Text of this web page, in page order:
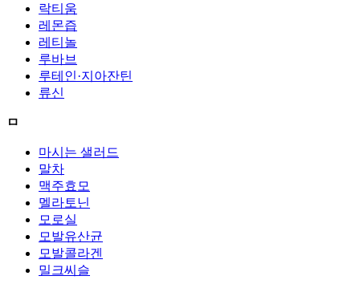
락티움
레몬즙
레티놀
루바브
루테인·지아잔틴
류신
ㅁ
마시는 샐러드
말차
맥주효모
멜라토닌
모로실
모발유산균
모발콜라겐
밀크씨슬